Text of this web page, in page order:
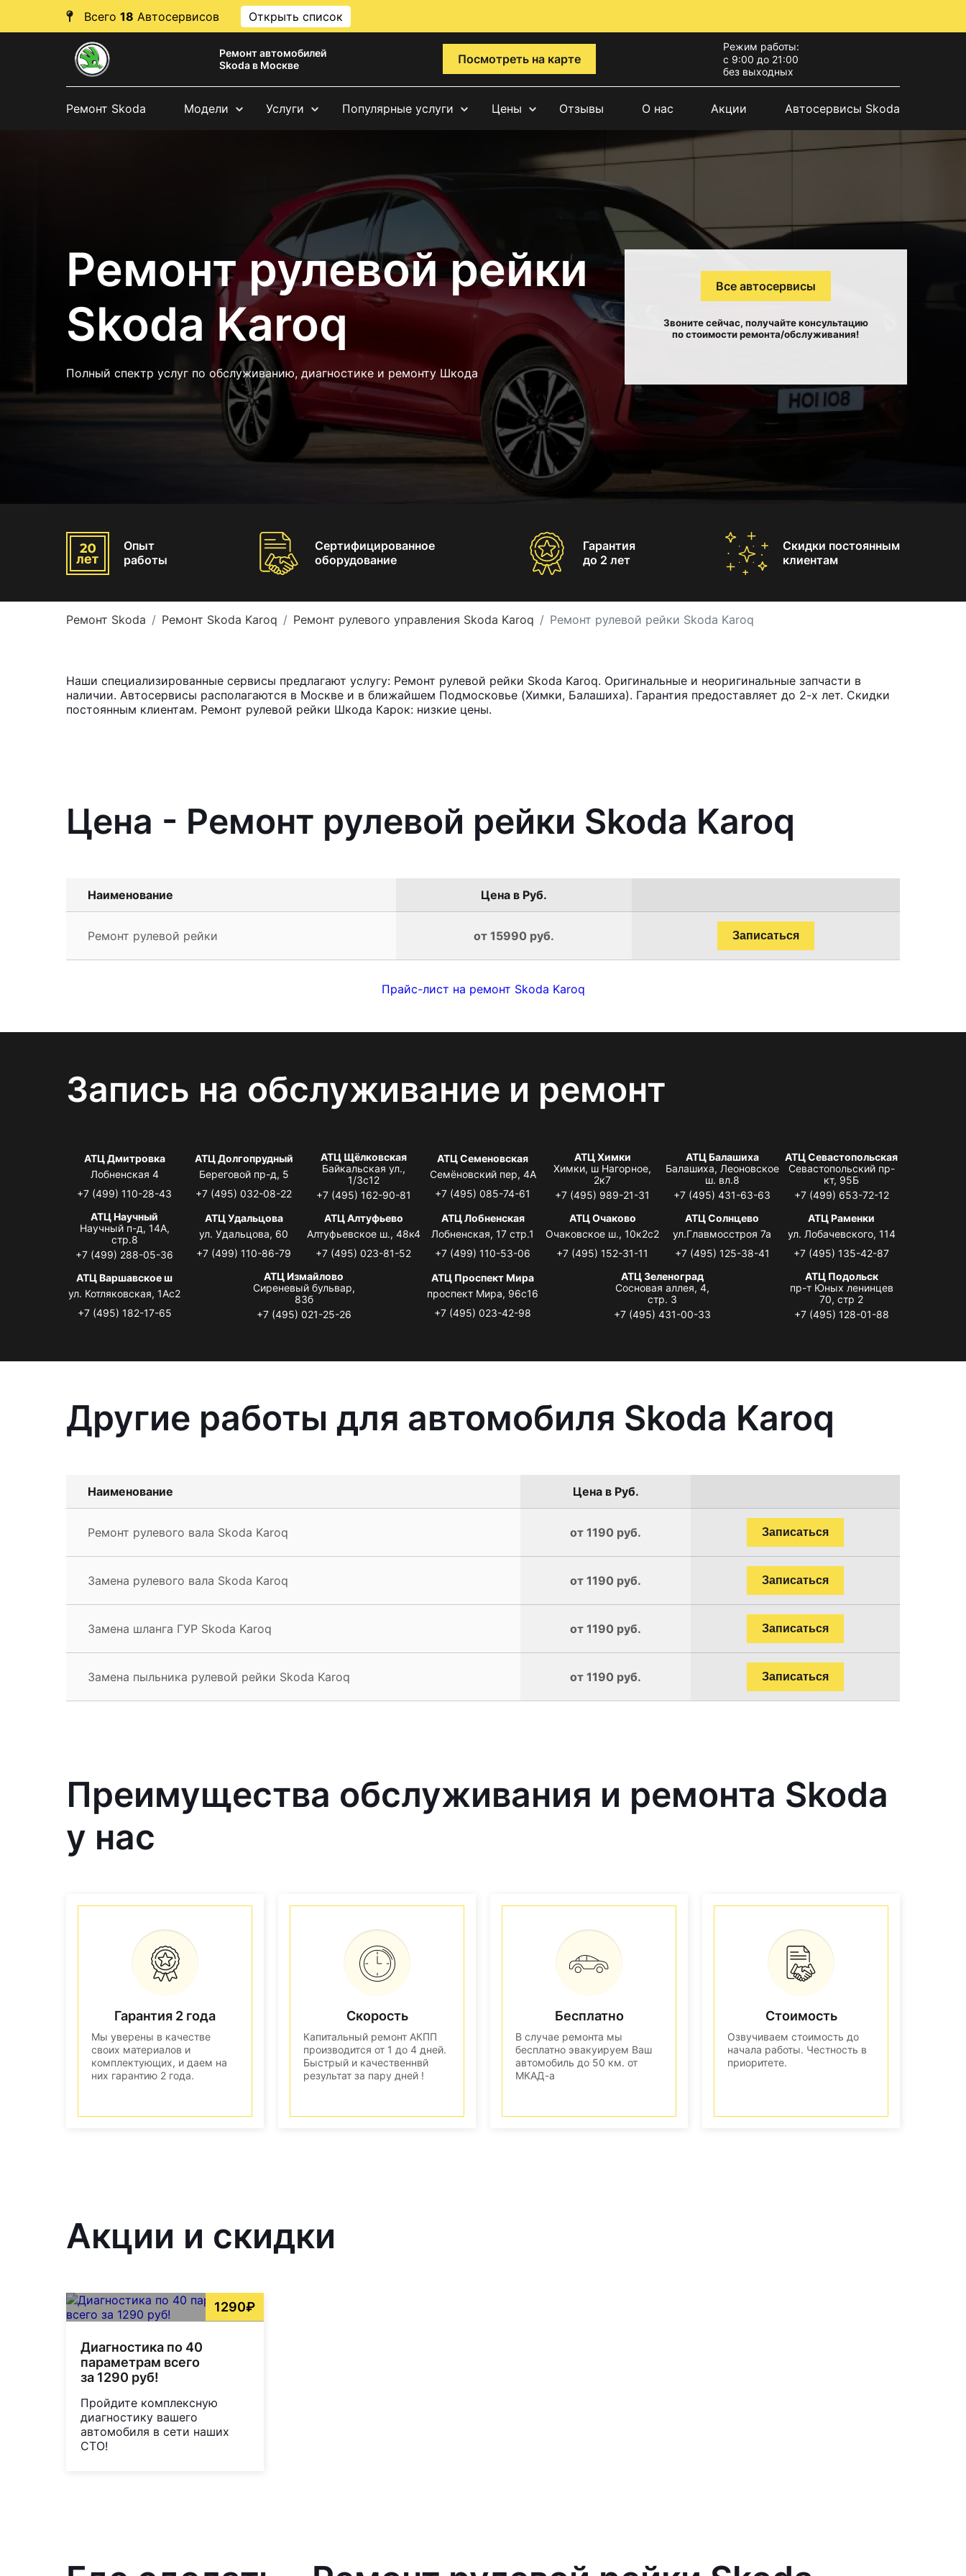
Всего 18 Автосервисов Открыть список
Ремонт автомобилей
Skoda в Москве
Посмотреть на карте
Режим работы:
с 9:00 до 21:00
без выходных
Ремонт Skoda Модели Услуги Популярные услуги Цены Отзывы О нас Акции Автосервисы Skoda
Ремонт рулевой рейки
Skoda Karoq
Полный спектр услуг по обслуживанию, диагностике и ремонту Шкода
Все автосервисы
Звоните сейчас, получайте консультацию
по стоимости ремонта/обслуживания!
Опыт
работы
Сертифицированное
оборудование
Гарантия
до 2 лет
Скидки постоянным
клиентам
Ремонт Skoda Ремонт Skoda Karoq Ремонт рулевого управления Skoda Karoq Ремонт рулевой рейки Skoda Karoq
Наши специализированные сервисы предлагают услугу: Ремонт рулевой рейки Skoda Karoq. Оригинальные и неоригинальные запчасти в
наличии. Автосервисы располагаются в Москве и в ближайшем Подмосковье (Химки, Балашиха). Гарантия предоставляет до 2-х лет. Скидки
постоянным клиентам. Ремонт рулевой рейки Шкода Карок: низкие цены.
Цена - Ремонт рулевой рейки Skoda Karoq
Наименование Цена в Руб.
Ремонт рулевой рейки от 15990 руб. Записаться
Прайс-лист на ремонт Skoda Karoq
Запись на обслуживание и ремонт
АТЦ Дмитровка
Лобненская 4
+7 (499) 110-28-43
АТЦ Долгопрудный
Береговой пр-д, 5
+7 (495) 032-08-22
АТЦ Щёлковская
Байкальская ул.,
1/3с12
+7 (495) 162-90-81
АТЦ Семеновская
Семёновский пер, 4А
+7 (495) 085-74-61
АТЦ Химки
Химки, ш Нагорное,
2к7
+7 (495) 989-21-31
АТЦ Балашиха
Балашиха, Леоновское
ш. вл.8
+7 (495) 431-63-63
АТЦ Севастопольская
Севастопольский пр-
кт, 95Б
+7 (499) 653-72-12
АТЦ Научный
Научный п-д, 14А,
стр.8
+7 (499) 288-05-36
АТЦ Удальцова
ул. Удальцова, 60
+7 (499) 110-86-79
АТЦ Алтуфьево
Алтуфьевское ш., 48к4
+7 (495) 023-81-52
АТЦ Лобненская
Лобненская, 17 стр.1
+7 (499) 110-53-06
АТЦ Очаково
Очаковское ш., 10к2с2
+7 (495) 152-31-11
АТЦ Солнцево
ул.Главмосстроя 7а
+7 (495) 125-38-41
АТЦ Раменки
ул. Лобачевского, 114
+7 (495) 135-42-87
АТЦ Варшавское ш
ул. Котляковская, 1Ас2
+7 (495) 182-17-65
АТЦ Измайлово
Сиреневый бульвар,
83б
+7 (495) 021-25-26
АТЦ Проспект Мира
проспект Мира, 96с16
+7 (495) 023-42-98
АТЦ Зеленоград
Сосновая аллея, 4,
стр. 3
+7 (495) 431-00-33
АТЦ Подольск
пр-т Юных ленинцев
70, стр 2
+7 (495) 128-01-88
Другие работы для автомобиля Skoda Karoq
Наименование Цена в Руб.
Ремонт рулевого вала Skoda Karoq от 1190 руб. Записаться
Замена рулевого вала Skoda Karoq от 1190 руб. Записаться
Замена шланга ГУР Skoda Karoq от 1190 руб. Записаться
Замена пыльника рулевой рейки Skoda Karoq от 1190 руб. Записаться
Преимущества обслуживания и ремонта Skoda
у нас
Гарантия 2 года
Мы уверены в качестве
своих материалов и
комплектующих, и даем на
них гарантию 2 года.
Скорость
Капитальный ремонт АКПП
производится от 1 до 4 дней.
Быстрый и качественнвй
результат за пару дней !
Бесплатно
В случае ремонта мы
бесплатно эвакуируем Ваш
автомобиль до 50 км. от
МКАД-а
Стоимость
Озвучиваем стоимость до
начала работы. Честность в
приоритете.
Акции и скидки
1290₽
Диагностика по 40
параметрам всего
за 1290 руб!
Пройдите комплексную
диагностику вашего
автомобиля в сети наших
СТО!